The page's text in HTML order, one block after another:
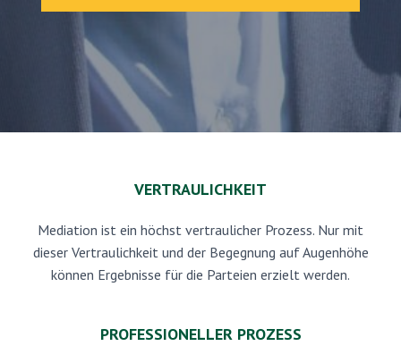
VERTRAULICHKEIT
Mediation ist ein höchst vertraulicher Prozess. Nur mit
dieser Vertraulichkeit und der Begegnung auf Augenhöhe
können Ergebnisse für die Parteien erzielt werden.
PROFESSIONELLER PROZESS